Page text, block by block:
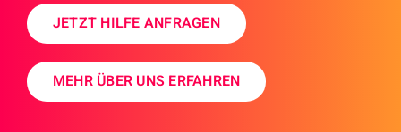
JETZT HILFE ANFRAGEN
MEHR ÜBER UNS ERFAHREN